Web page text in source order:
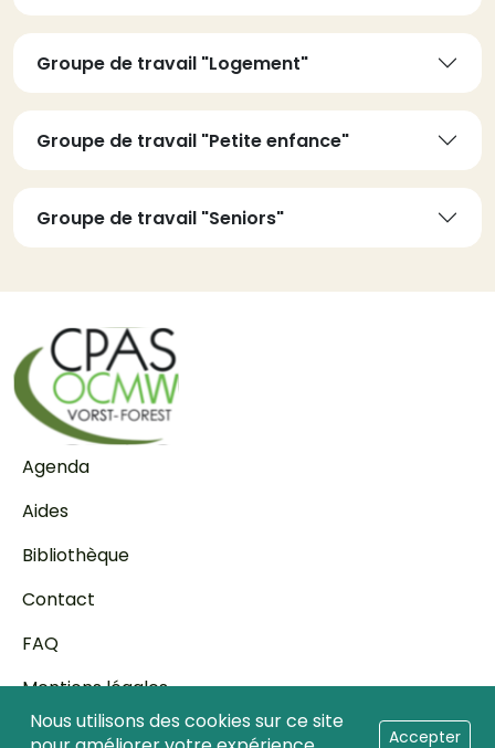
Groupe de travail "Logement"
Groupe de travail "Petite enfance"
Groupe de travail "Seniors"
Pied de page
Agenda
Aides
Bibliothèque
Contact
FAQ
Mentions légales
Transparence
Nous utilisons des cookies sur ce site
Accepter